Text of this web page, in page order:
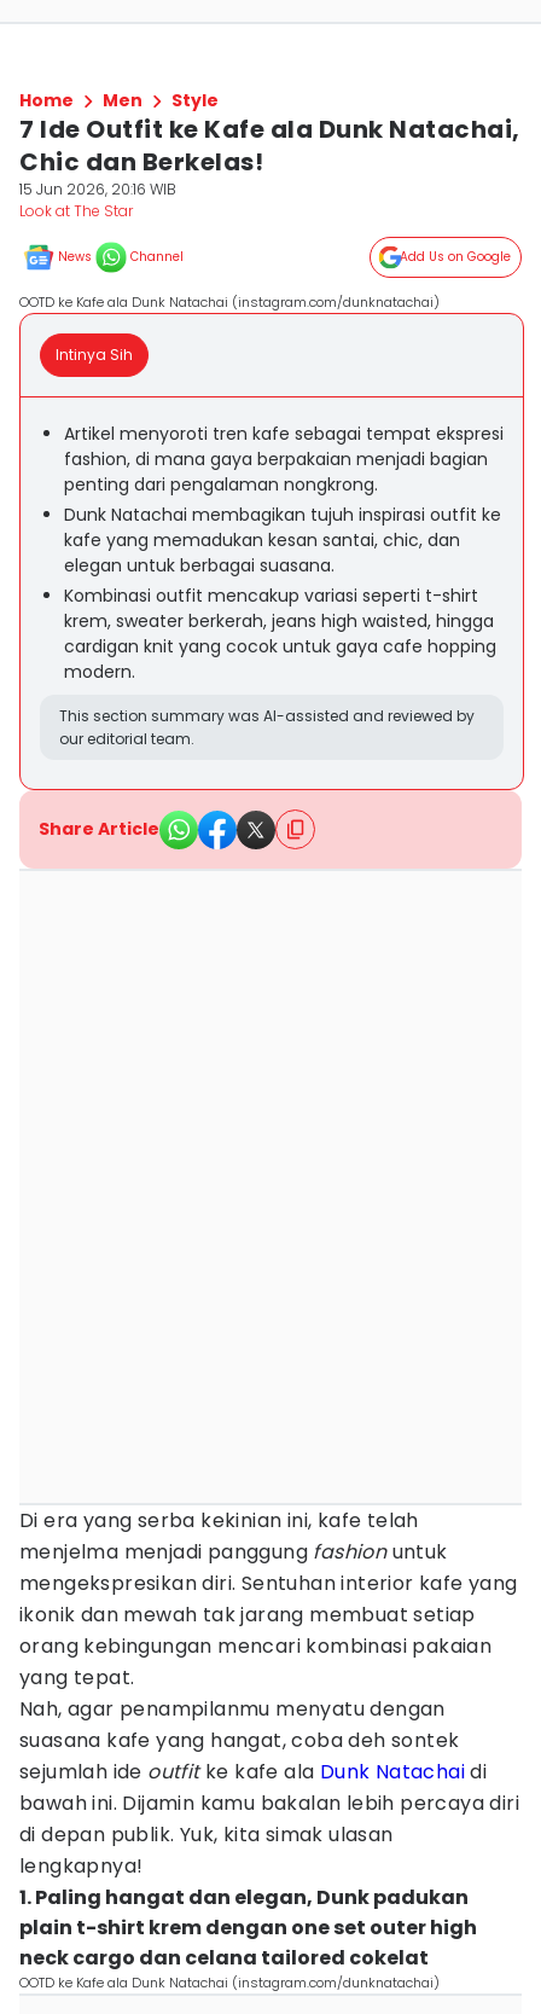
Home Men Style
7 Ide Outfit ke Kafe ala Dunk Natachai,
Chic dan Berkelas!
15 Jun 2026, 20:16 WIB
Look at The Star
News Channel Add Us on Google
OOTD ke Kafe ala Dunk Natachai (instagram.com/dunknatachai)
Intinya Sih
Artikel menyoroti tren kafe sebagai tempat ekspresi
fashion, di mana gaya berpakaian menjadi bagian
penting dari pengalaman nongkrong.
Dunk Natachai membagikan tujuh inspirasi outfit ke
kafe yang memadukan kesan santai, chic, dan
elegan untuk berbagai suasana.
Kombinasi outfit mencakup variasi seperti t-shirt
krem, sweater berkerah, jeans high waisted, hingga
cardigan knit yang cocok untuk gaya cafe hopping
modern.
This section summary was AI-assisted and reviewed by
our editorial team.
Share Article
Di era yang serba kekinian ini, kafe telah
menjelma menjadi panggung fashionuntuk
mengekspresikan diri. Sentuhan interior kafe yang
ikonik dan mewah tak jarang membuat setiap
orang kebingungan mencari kombinasi pakaian
yang tepat.
Nah, agar penampilanmu menyatu dengan
suasana kafe yang hangat, coba deh sontek
sejumlah ide outfitke kafe ala Dunk Natachaidi
bawah ini. Dijamin kamu bakalan lebih percaya diri
di depan publik. Yuk, kita simak ulasan
lengkapnya!
1. Paling hangat dan elegan, Dunk padukan
plain t-shirt krem dengan one set outer high
neck cargo dan celana tailored cokelat
OOTD ke Kafe ala Dunk Natachai (instagram.com/dunknatachai)